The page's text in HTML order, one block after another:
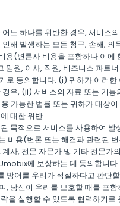
느 하나를 위반한 경우, 서비스
해 발생하는 모든 청구, 손해, 의
용(변론사 비용을 포함하나 이에
원, 이사, 직원, 비즈니스 파트너
로 동의합니다: (i) 귀하가 이러한
경우, (ii) 서비스의 자료 또는 기
가능한 법률 또는 귀하가 대상
대한 위반.
목적으로 서비스를 사용하여 발
비용(변론 또는 해결과 관련된
사, 전문 자문가 및 기타 전문가
에 보상하는 데 동의합니다.
방어를 우리가 적절하다고 판단
, 당신이 우리를 보호할 때를 포함
을 실행할 수 있도록 협력하기로